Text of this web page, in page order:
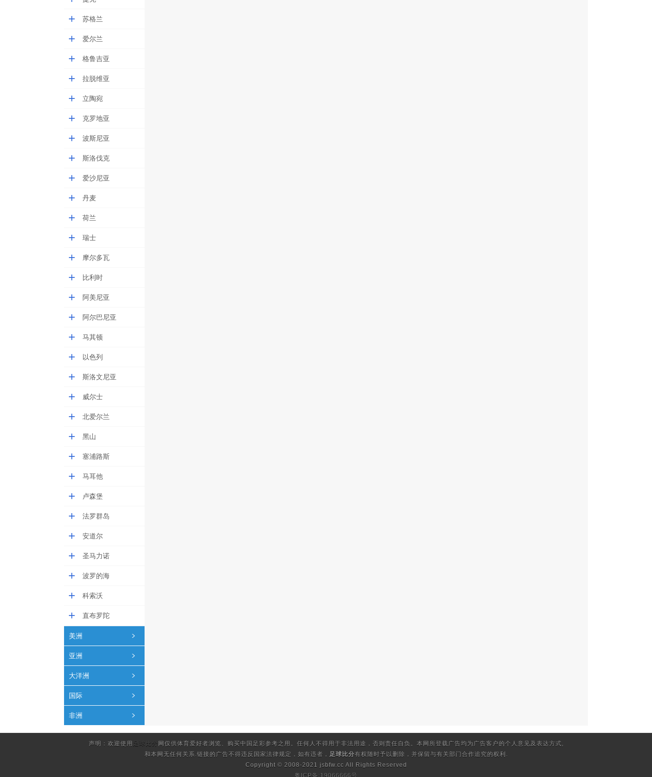
苏格兰
爱尔兰
格鲁吉亚
拉脱维亚
立陶宛
克罗地亚
波斯尼亚
斯洛伐克
爱沙尼亚
丹麦
荷兰
瑞士
摩尔多瓦
比利时
阿美尼亚
阿尔巴尼亚
马其顿
以色列
斯洛文尼亚
威尔士
北爱尔兰
黑山
塞浦路斯
马耳他
卢森堡
法罗群岛
安道尔
圣马力诺
波罗的海
科索沃
直布罗陀
美洲
亚洲
大洋洲
国际
非洲
声明：欢迎使用 足球比分 网仅供体育爱好者浏览、购买中国足彩参考之用。任何人不得用于非法用途，否则责任自负。本网所登载广告均为广告客户的个人意见及表达方式,
和本网无任何关系.链接的广告不得违反国家法律规定，如有违者， 足球比分有权随时予以删除，并保留与有关部门合作追究的权利.
Copyright © 2008-2021 jsbfw.cc All Rights Reserved
粤ICP备:19066666号